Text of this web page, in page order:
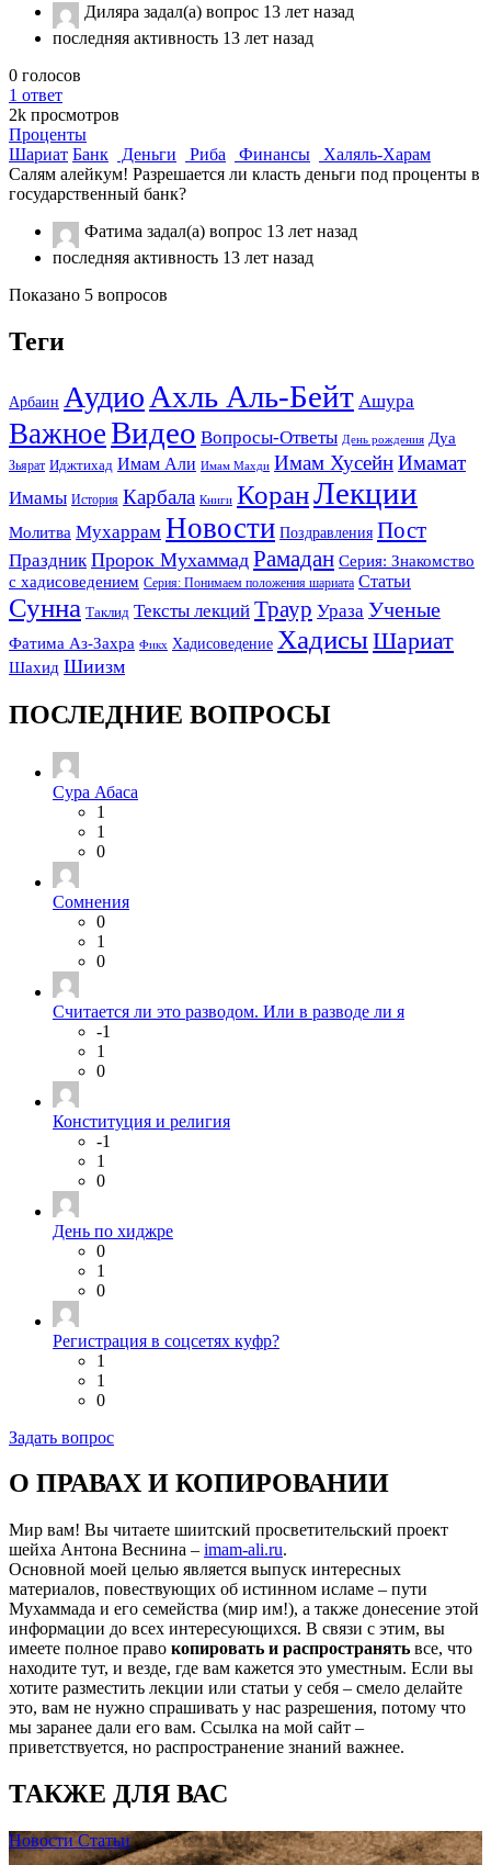
Диляра задал(а) вопрос 13 лет назад
последняя активность 13 лет назад
0 голосов
1 ответ
2k просмотров
Проценты
Шариат Банк Деньги Риба Финансы
Халяль-Харам
Салям алейкум! Разрешается ли класть деньги под проценты в
государственный банк?
Фатима задал(а) вопрос 13 лет назад
последняя активность 13 лет назад
Показано 5 вопросов
Теги
Арбаин Аудио Ахль Аль-Бейт Ашура
ВажноеВидео Вопросы-Ответы День рождения Дуа
Зьярат Иджтихад Имам Али Имам Махди Имам ХусейнИмамат
Имамы История Карбала Книги КоранЛекции
Молитва Мухаррам Новости Поздравления Пост
Праздник Пророк Мухаммад Рамадан Серия: Знакомство
с хадисоведением Серия: Понимаем положения шариата Статьи
Сунна Таклид Тексты лекций Траур Ураза Ученые
Фатима Аз-Захра Фикх Хадисоведение ХадисыШариат
Шахид Шиизм
ПОСЛЕДНИЕ ВОПРОСЫ
Сура Абаса
1
1
0
Сомнения
0
1
0
Считается ли это разводом. Или в разводе ли я
-1
1
0
Конституция и религия
-1
1
0
День по хиджре
0
1
0
Регистрация в соцсетях куфр?
1
1
0
Задать вопрос
О ПРАВАХ И КОПИРОВАНИИ
Мир вам! Вы читаете шиитский просветительский проект
шейха Антона Веснина – imam-ali.ru.
Основной моей целью является выпуск интересных
материалов, повествующих об истинном исламе – пути
Мухаммада и его семейства (мир им!), а также донесение этой
информации до всех интересующихся. В связи с этим, вы
имеете полное право копировать и распространять все, что
находите тут, и везде, где вам кажется это уместным. Если вы
хотите разместить лекции или статьи у себя – смело делайте
это, вам не нужно спрашивать у нас разрешения, потому что
мы заранее дали его вам. Ссылка на мой сайт –
приветствуется, но распространение знаний важнее.
ТАКЖЕ ДЛЯ ВАС
НовостиСтатьи